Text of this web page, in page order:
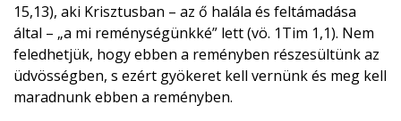
15,13), aki Krisztusban – az ő halála és feltámadása
által – „a mi reménységünkké” lett (vö. 1Tim 1,1). Nem
feledhetjük, hogy ebben a reményben részesültünk az
üdvösségben, s ezért gyökeret kell vernünk és meg kell
maradnunk ebben a reményben.